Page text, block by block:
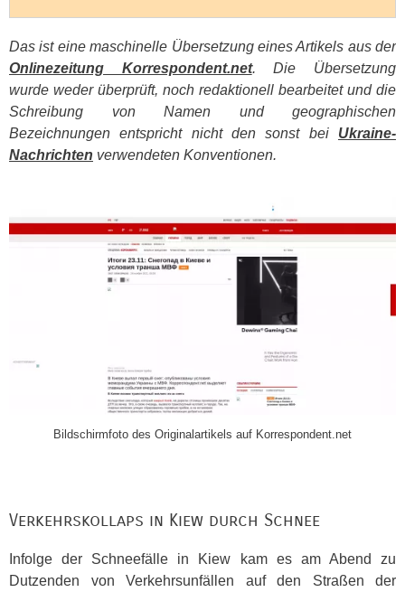
Das ist eine maschinelle Übersetzung eines Artikels aus der
Onlinezeitung Korrespondent.net. Die Übersetzung
wurde weder überprüft, noch redaktionell bearbeitet und die
Schreibung von Namen und geographischen
Bezeichnungen entspricht nicht den sonst bei Ukraine-
Nachrichten verwendeten Konventionen.
Bildschirmfoto des Originalartikels auf Korrespondent.net
Verkehrskollaps in Kiew durch Schnee
Infolge der Schneefälle in Kiew kam es am Abend zu
Dutzenden von Verkehrsunfällen auf den Straßen der